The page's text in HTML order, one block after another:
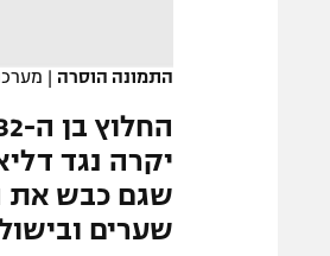
התמונה הוסרה |
שגם כבש את
שערים